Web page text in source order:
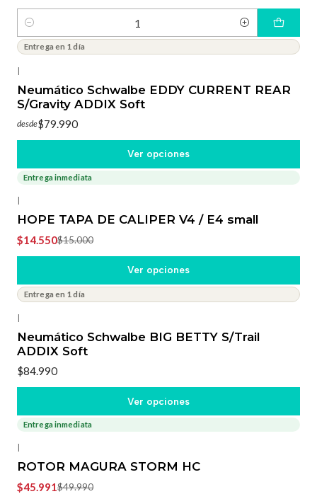
Cantidad
Entrega en 1 día
|
Neumático Schwalbe EDDY CURRENT REAR
S/Gravity ADDIX Soft
desde$79.990
Ver opciones
-3%OFF
Entrega inmediata
|
HOPE TAPA DE CALIPER V4 / E4 small
$14.550$15.000
Ver opciones
Entrega en 1 día
|
Neumático Schwalbe BIG BETTY S/Trail
ADDIX Soft
$84.990
Ver opciones
Entrega inmediata
|
ROTOR MAGURA STORM HC
$45.991$49.990